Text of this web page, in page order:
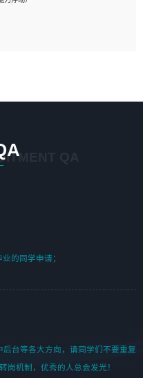
限专业）
效果;
方案、投标方案的策划编写）
QA
的同学申请；
台等各大方向，请同学们不要重复
岗机制，优秀的人总会发光！